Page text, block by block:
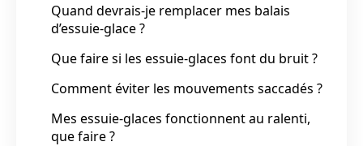
Quand devrais-je remplacer mes balais
d’essuie-glace ?
Que faire si les essuie-glaces font du bruit ?
Comment éviter les mouvements saccadés ?
Mes essuie-glaces fonctionnent au ralenti,
que faire ?